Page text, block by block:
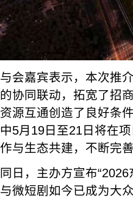
与会嘉宾表示，本次推
的协同联动，拓宽了招
资源互通创造了良好条
中5月19日至21日将在
作与生态共建，不断完
同日，主办方宣布
与微短剧如今已成为大